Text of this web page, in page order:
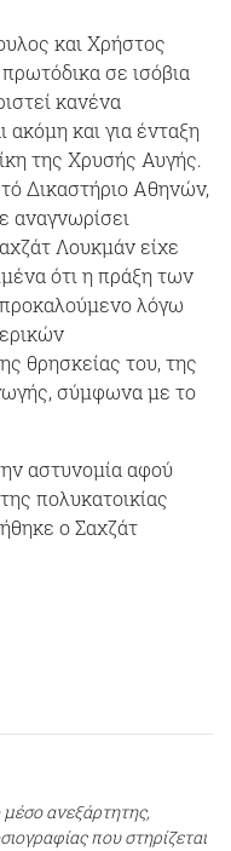
και Χρήστος
σε ισόβια
κανένα
και για ένταξη
της Χρυσής Αυγής.
Δικαστήριο Αθηνών,
αναγνωρίσει
Λουκμάν είχε
ότι η πράξη των
λόγω
θρησκείας του, της
σύμφωνα με το
αστυνομία αφού
πολυκατοικίας
ο Σαχζάτ
ανεξάρτητης,
που στηρίζεται